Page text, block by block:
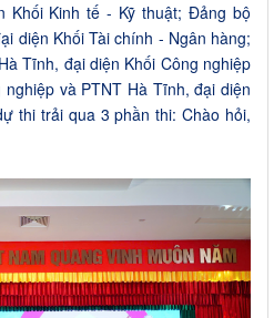
Khối Kinh tế - Kỹ thuật; Đảng bộ
diện Khối Tài chính - Ngân hàng;
Tĩnh, đại diện Khối Công nghiệp
và PTNT Hà Tĩnh, đại diện
thi trải qua 3 phần thi: Chào hỏi,